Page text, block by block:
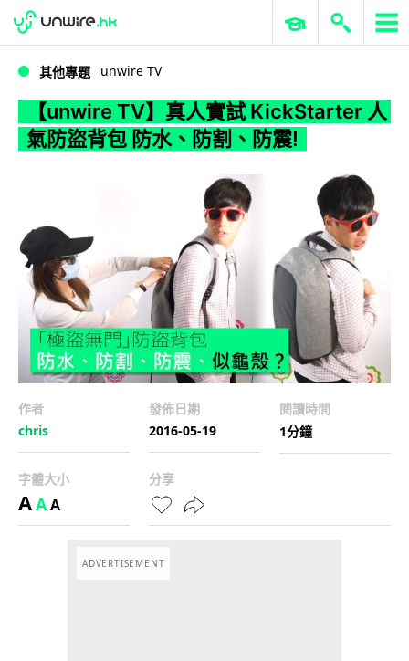
WWDC 2026 ERP 與商業 AI
其他專題 unwire TV
【unwire TV】真人實試 KickStarter 人
氣防盜背包 防水、防割、防震!
作者
chris
發佈日期
2016-05-19
閱讀時間
1分鐘
字體大小
AAA
分享
ADVERTISEMENT